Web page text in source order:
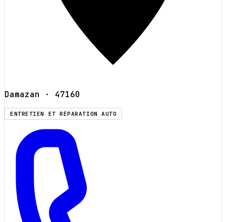
Damazan · 47160
ENTRETIEN ET RÉPARATION AUTO